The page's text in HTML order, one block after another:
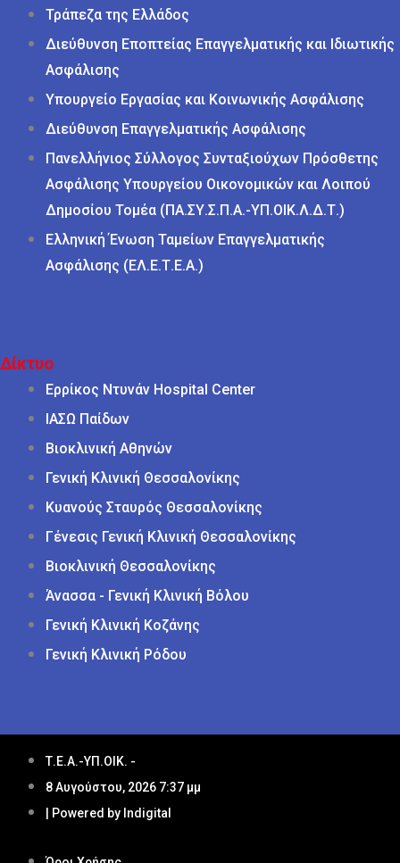
Τράπεζα της Ελλάδος
Διεύθυνση Εποπτείας Επαγγελματικής και Ιδιωτικής
Ασφάλισης
Υπουργείο Εργασίας και Κοινωνικής Ασφάλισης
Διεύθυνση Επαγγελματικής Ασφάλισης
Πανελλήνιος Σύλλογος Συνταξιούχων Πρόσθετης
Ασφάλισης Υπουργείου Οικονομικών και Λοιπού
Δημοσίου Τομέα (ΠΑ.ΣΥ.Σ.Π.Α.-ΥΠ.ΟΙΚ.Λ.Δ.Τ.)
Ελληνική Ένωση Ταμείων Επαγγελματικής
Ασφάλισης (ΕΛ.Ε.Τ.Ε.Α.)
Δίκτυο
Ερρίκος Ντυνάν Hospital Center
ΙΑΣΩ Παίδων
Βιοκλινική Αθηνών
Γενική Κλινική Θεσσαλονίκης
Κυανούς Σταυρός Θεσσαλονίκης
Γένεσις Γενική Κλινική Θεσσαλονίκης
Βιοκλινική Θεσσαλονίκης
Άνασσα - Γενική Κλινική Βόλου
Γενική Κλινική Κοζάνης
Γενική Κλινική Ρόδου
Τ.Ε.Α.-ΥΠ.ΟΙΚ. -
8 Αυγούστου, 2026 7:37 μμ
| Powered by Indigital